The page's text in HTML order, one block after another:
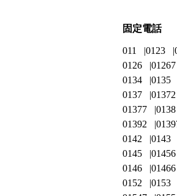
固定電話
011 0123
0126
01267
0134
0135
0137
01372
01377
0138
01392
0142
0143
0145
01456
0146
01466
0152
0153